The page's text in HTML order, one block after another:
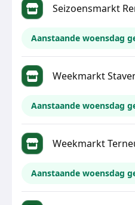
Seizoensmarkt
Aanstaande woensdag
Weekmarkt
Aanstaande woensdag
Weekmarkt
Aanstaande woensdag